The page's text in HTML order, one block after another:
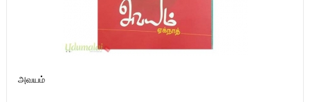
அவயம்